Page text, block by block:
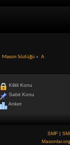
Mason Sözlüğü » A
Kilitli Konu
Sabit Konu
Anket
SMF |
Masonlar.org